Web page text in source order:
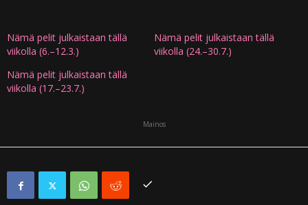
Nämä pelit julkaistaan tällä
viikolla (6.–12.3.)
Nämä pelit julkaistaan tällä
viikolla (24.–30.7.)
Nämä pelit julkaistaan tällä
viikolla (17.–23.7.)
Mainos